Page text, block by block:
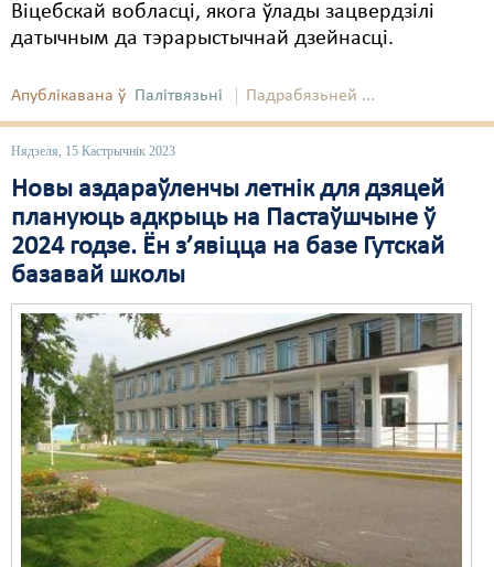
Віцебскай вобласці, якога ўлады зацвердзілі
датычным да тэрарыстычнай дзейнасці.
Апублікавана ў Палітвязьні Падрабязьней ...
Нядзеля, 15 Кастрычнік 2023
Новы аздараўленчы летнік для дзяцей
плануюць адкрыць на Пастаўшчыне ў
2024 годзе. Ён з’явіцца на базе Гутскай
базавай школы